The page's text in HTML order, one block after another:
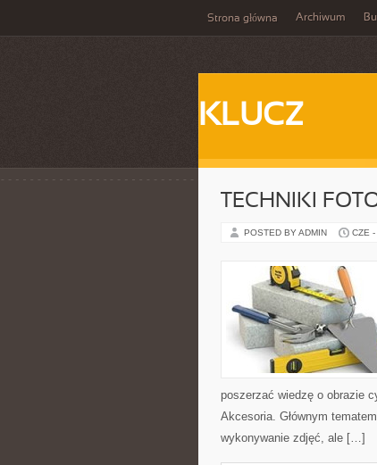
Strona główna Archiwum
KLUCZ
TECHNIKI
POSTED BY ADMIN CZE
poszerzać wiedzę o obrazie
Akcesoria. Głównym
wykonywanie zdjęć, ale […]